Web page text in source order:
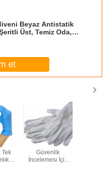
Beyaz Antistatik
Üst, Temiz Oda,
et
ESD İş Eldiveni
Beyaz Antistatik
Güvenlik Şeritli